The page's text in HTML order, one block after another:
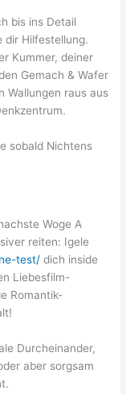
bis ins Detail
dir Hilfestellung.
Kummer, deiner
Gemach & Wafer
Wallungen raus aus
sobald Nichtens
Woge A
reiten: Igele
test/ dich inside
Liebesfilm-
Romantik-
Durcheinander,
aber sorgsam